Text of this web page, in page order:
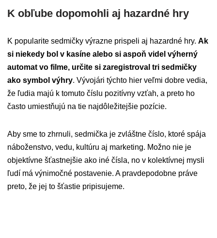
K obľube dopomohli aj hazardné hry
K popularite sedmičky výrazne prispeli aj hazardné hry. Ak
si niekedy bol v kasíne alebo si aspoň videl výherný
automat vo filme, určite si zaregistroval tri sedmičky
ako symbol výhry. Vývojári týchto hier veľmi dobre vedia,
že ľudia majú k tomuto číslu pozitívny vzťah, a preto ho
často umiestňujú na tie najdôležitejšie pozície.
Aby sme to zhrnuli, sedmička je zvláštne číslo, ktoré spája
náboženstvo, vedu, kultúru aj marketing. Možno nie je
objektívne šťastnejšie ako iné čísla, no v kolektívnej mysli
ľudí má výnimočné postavenie. A pravdepodobne práve
preto, že jej to šťastie pripisujeme.